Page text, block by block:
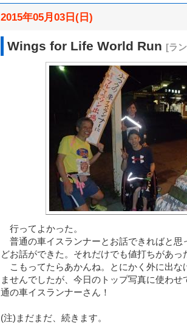
2015年05月03日(日)
Wings for Life World Run [ラ
行ってよかった。
普通の車イスランナーとお話できればと思
どお話ができた。それだけでも値打ちがあっ
こもってたらあかんね。とにかく外に出な
ませんでしたが、今日のトップ写真に使わ
通の車イスランナーさん！
(注)まだまだ、続きます。